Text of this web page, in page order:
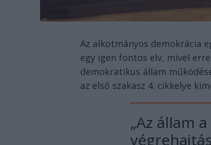
Az alkotmányos demokrácia
egy igen fontos elv, mivel
demokratikus állam
az első szakasz 4. cikkelye
„Az állam